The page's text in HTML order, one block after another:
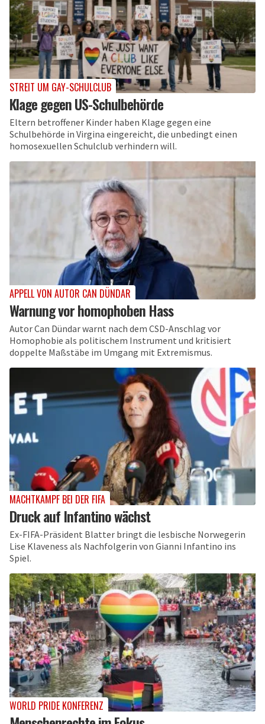
STREIT UM GAY-SCHULCLUB
Klage gegen US-Schulbehörde
Eltern betroffener Kinder haben Klage gegen eine
Schulbehörde in Virgina eingereicht, die unbedingt einen
homosexuellen Schulclub verhindern will.
APPELL VON AUTOR CAN DÜNDAR
Warnung vor homophoben Hass
Autor Can Dündar warnt nach dem CSD-Anschlag vor
Homophobie als politischem Instrument und kritisiert
doppelte Maßstäbe im Umgang mit Extremismus.
MACHTKAMPF BEI DER FIFA
Druck auf Infantino wächst
Ex-FIFA-Präsident Blatter bringt die lesbische Norwegerin
Lise Klaveness als Nachfolgerin von Gianni Infantino ins
Spiel.
WORLD PRIDE KONFERENZ